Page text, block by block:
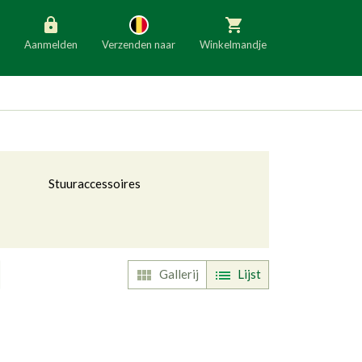
Aanmelden Verzenden naar
Ierland
Winkelmandje
Stuuraccessoires
Dropdown Gallerij Lijst